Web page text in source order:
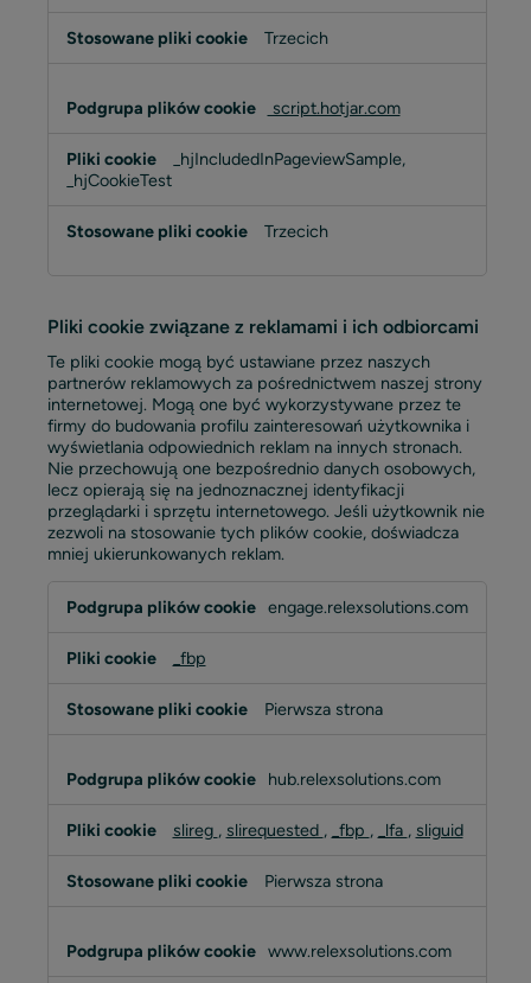
Trzecich
script.hotjar.com
_hjIncludedInPageviewSample,
_hjCookieTest
Trzecich
Pliki cookie związane z reklamami i ich odbiorcami
Te pliki cookie mogą być ustawiane przez naszych
partnerów reklamowych za pośrednictwem naszej strony
internetowej. Mogą one być wykorzystywane przez te
firmy do budowania profilu zainteresowań użytkownika i
wyświetlania odpowiednich reklam na innych stronach.
Nie przechowują one bezpośrednio danych osobowych,
lecz opierają się na jednoznacznej identyfikacji
przeglądarki i sprzętu internetowego. Jeśli użytkownik nie
zezwoli na stosowanie tych plików cookie, doświadcza
mniej ukierunkowanych reklam.
cookie
engage.relexsolutions.com
_fbp
Pierwsza strona
hub.relexsolutions.com
slireg , slirequested , _fbp , _lfa , sliguid
Pierwsza strona
www.relexsolutions.com